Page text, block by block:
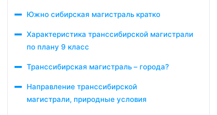
Южно сибирская магистраль кратко
Характеристика транссибирской магистрали
по плану 9 класс
Транссибирская магистраль – города?
Направление транссибирской
магистрали, природные условия